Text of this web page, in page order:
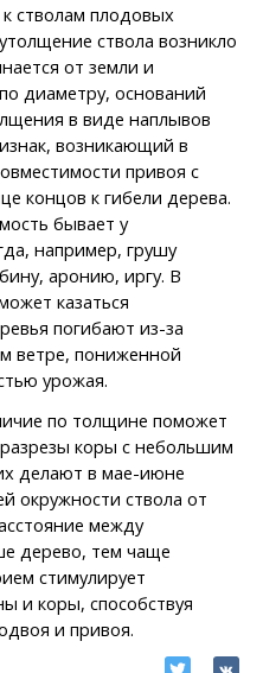
стволам плодовых
ствола возникло
от земли и
диаметру, оснований
в виде наплывов
возникающий в
привоя с
концов к гибели дерева.
бывает у
например, грушу
аронию, иргу. В
казаться
погибают из-за
ветре, пониженной
урожая.
по толщине поможет
коры с небольшим
делают в мае-июне
окружности ствола от
между
дерево, тем чаще
стимулирует
и коры, способствуя
и привоя.